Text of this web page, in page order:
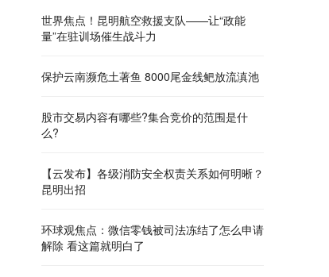
世界焦点！昆明航空救援支队——让“政能
量”在驻训场催生战斗力
保护云南濒危土著鱼 8000尾金线鲃放流滇池
股市交易内容有哪些?集合竞价的范围是什
么?
【云发布】各级消防安全权责关系如何明晰？
昆明出招
环球观焦点：微信零钱被司法冻结了怎么申请
解除 看这篇就明白了